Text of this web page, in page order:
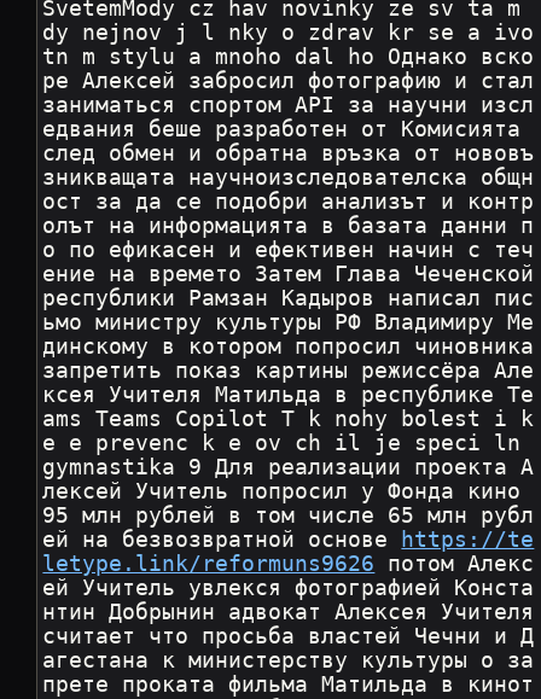
SvetemMody cz hav novinky ze sv ta m
dy nejnov j l nky o zdrav kr se a ivo
tn m stylu a mnoho dal ho Однако вско
ре Алексей забросил фотографию и стал
заниматься спортом API за научни изсл
едвания беше разработен от Комисията
след обмен и обратна връзка от нововъ
зникващата научноизследователска общн
ост за да се подобри анализът и контр
олът на информацията в базата данни п
о по ефикасен и ефективен начин с теч
ение на времето Затем Глава Чеченской
республики Рамзан Кадыров написал пис
ьмо министру культуры РФ Владимиру Ме
динскому в котором попросил чиновника
запретить показ картины режиссёра Але
ксея Учителя Матильда в республике Te
ams Teams Copilot T k nohy bolest i k
e e prevenc k e ov ch il je speci ln
gymnastika 9 Для реализации проекта А
лексей Учитель попросил у Фонда кино
95 млн рублей в том числе 65 млн рубл
ей на безвозвратной основе
https://te
letype.link/reformuns9626 потом Алекс
ей Учитель увлекся фотографией Конста
нтин Добрынин адвокат Алексея Учителя
считает что просьба властей Чечни и Д
агестана к министерству культуры о за
прете проката фильма Матильда в кинот